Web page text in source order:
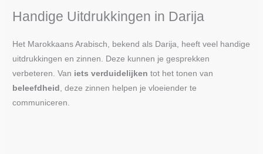
Handige Uitdrukkingen in Darija
Het Marokkaans Arabisch, bekend als Darija, heeft veel handige
uitdrukkingen en zinnen. Deze kunnen je gesprekken
verbeteren. Van iets verduidelijken tot het tonen van
beleefdheid , deze zinnen helpen je vloeiender te
communiceren.